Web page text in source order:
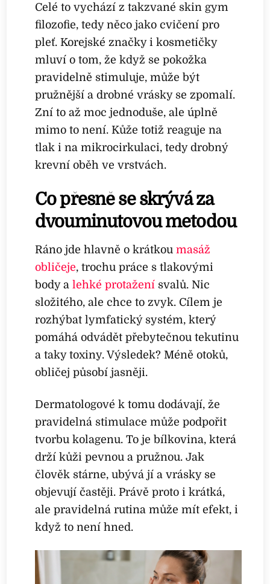
Celé to vychází z takzvané skin gym
filozofie, tedy něco jako cvičení pro
pleť. Korejské značky i kosmetičky
mluví o tom, že když se pokožka
pravidelně stimuluje, může být
pružnější a drobné vrásky se zpomalí.
Zní to až moc jednoduše, ale úplně
mimo to není. Kůže totiž reaguje na
tlak i na mikrocirkulaci, tedy drobný
krevní oběh ve vrstvách.
Co přesně se skrývá za
dvouminutovou metodou
Ráno jde hlavně o krátkoumasáž
obličeje, trochu práce s tlakovými
body alehké protažení svalů. Nic
složitého, ale chce to zvyk. Cílem je
rozhýbat lymfatický systém, který
pomáhá odvádět přebytečnou tekutinu
a taky toxiny. Výsledek? Méně otoků,
obličej působí jasněji.
Dermatologové k tomu dodávají, že
pravidelná stimulace může podpořit
tvorbu kolagenu. To je bílkovina, která
drží kůži pevnou a pružnou. Jak
člověk stárne, ubývá jí a vrásky se
objevují častěji. Právě proto i krátká,
ale pravidelná rutina může mít efekt, i
když to není hned.